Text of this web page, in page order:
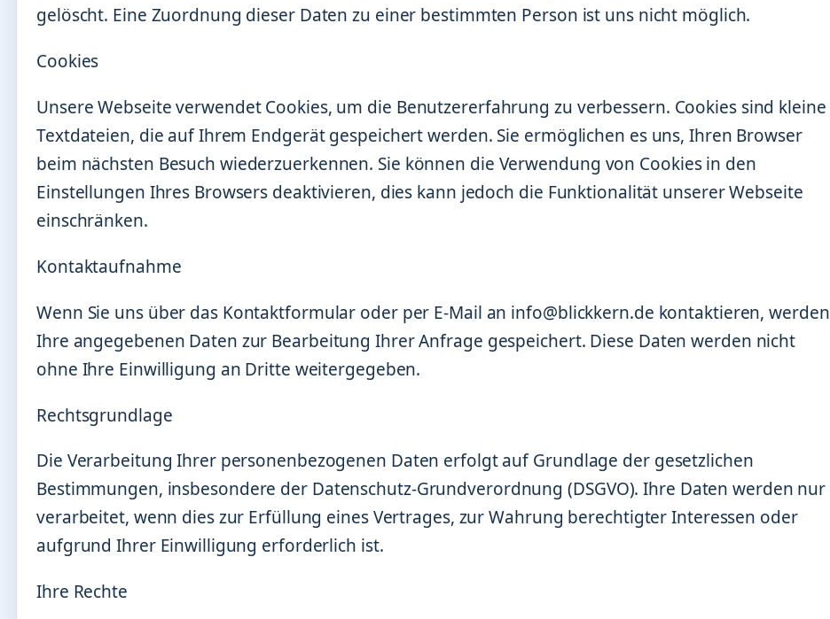
gelöscht. Eine Zuordnung dieser Daten zu einer bestimmten Person ist uns nicht möglich.
Cookies
Unsere Webseite verwendet Cookies, um die Benutzererfahrung zu verbessern. Cookies sind kleine
Textdateien, die auf Ihrem Endgerät gespeichert werden. Sie ermöglichen es uns, Ihren Browser
beim nächsten Besuch wiederzuerkennen. Sie können die Verwendung von Cookies in den
Einstellungen Ihres Browsers deaktivieren, dies kann jedoch die Funktionalität unserer Webseite
einschränken.
Kontaktaufnahme
Wenn Sie uns über das Kontaktformular oder per E-Mail an info@blickkern.de kontaktieren, werden
Ihre angegebenen Daten zur Bearbeitung Ihrer Anfrage gespeichert. Diese Daten werden nicht
ohne Ihre Einwilligung an Dritte weitergegeben.
Rechtsgrundlage
Die Verarbeitung Ihrer personenbezogenen Daten erfolgt auf Grundlage der gesetzlichen
Bestimmungen, insbesondere der Datenschutz-Grundverordnung (DSGVO). Ihre Daten werden nur
verarbeitet, wenn dies zur Erfüllung eines Vertrages, zur Wahrung berechtigter Interessen oder
aufgrund Ihrer Einwilligung erforderlich ist.
Ihre Rechte